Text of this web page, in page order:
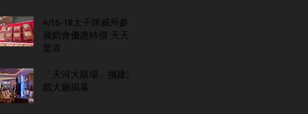
4/16-18太子牌威州參
展銷會優惠特價 天天
驚喜
「天河大賭場」擴建遊
戲大廳揭幕